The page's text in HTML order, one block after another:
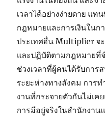
เวลาได้อย่างง่ายดาย แท
กฎหมายและการเงินในก
ประเทศอื่น Multiplier
และปฏิบัติตามกฎหมายที่
ช่วงเวลาที่ผู้คนได้รับกา
ระยะห่างทางสังคม การ
งานที่กระจายตัวกันไม่เค
การมีอยู่จริงในสำนักงาน